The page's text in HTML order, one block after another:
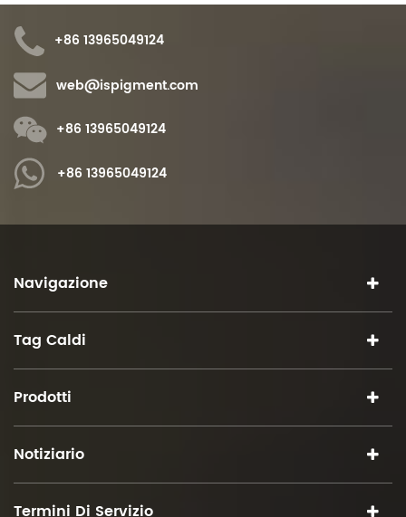
+86 13965049124
web@ispigment.com
+86 13965049124
+86 13965049124
Navigazione
Tag Caldi
Prodotti
Notiziario
Termini Di Servizio